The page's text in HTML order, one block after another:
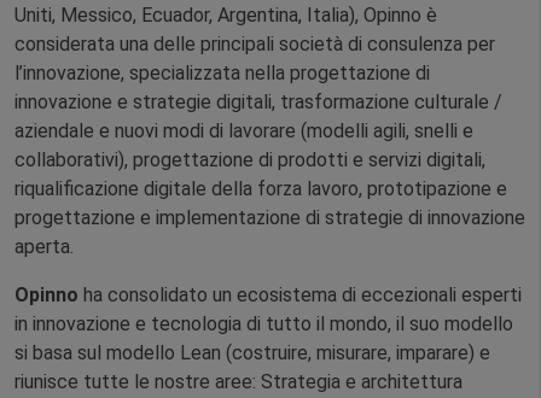
Uniti, Messico, Ecuador, Argentina, Italia), Opinno è
considerata una delle principali società di consulenza per
l’innovazione, specializzata nella progettazione di
innovazione e strategie digitali, trasformazione culturale /
aziendale e nuovi modi di lavorare (modelli agili, snelli e
collaborativi), progettazione di prodotti e servizi digitali,
riqualificazione digitale della forza lavoro, prototipazione e
progettazione e implementazione di strategie di innovazione
aperta.
Opinno ha consolidato un ecosistema di eccezionali esperti
in innovazione e tecnologia di tutto il mondo, il suo modello
si basa sul modello Lean (costruire, misurare, imparare) e
riunisce tutte le nostre aree: Strategia e architettura